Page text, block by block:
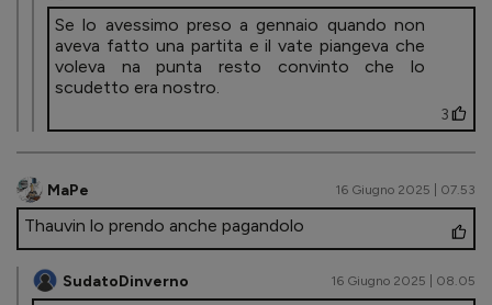
Se lo avessimo preso a gennaio quando non
aveva fatto una partita e il vate piangeva che
voleva na punta resto convinto che lo
scudetto era nostro.
3
MaPe 16 Giugno 2025 | 07.53
Thauvin lo prendo anche pagandolo
SudatoDinverno 16 Giugno 2025 | 08.05